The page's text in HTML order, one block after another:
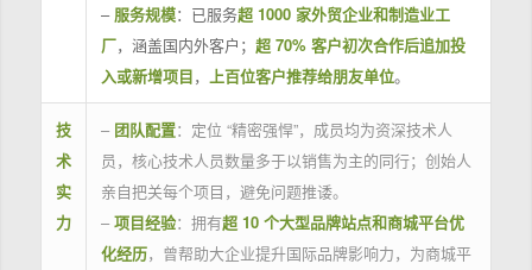
– 服务规模：已服务超 1000 家外贸企业和制造业工
厂，涵盖国内外客户； 超 70% 客户初次合作后追加投
入或新增项目， 上百位客户推荐给朋友单位。
技
术
实
力
– 团队配置：定位 “精密强悍”，成员均为资深技术人
员，核心技术人员数量多于以销售为主的同行；创始人
亲自把关每个项目，避免问题推诿。
– 项目经验：拥有超 10 个大型品牌站点和商城平台优
化经历，曾帮助大企业提升国际品牌影响力，为商城平